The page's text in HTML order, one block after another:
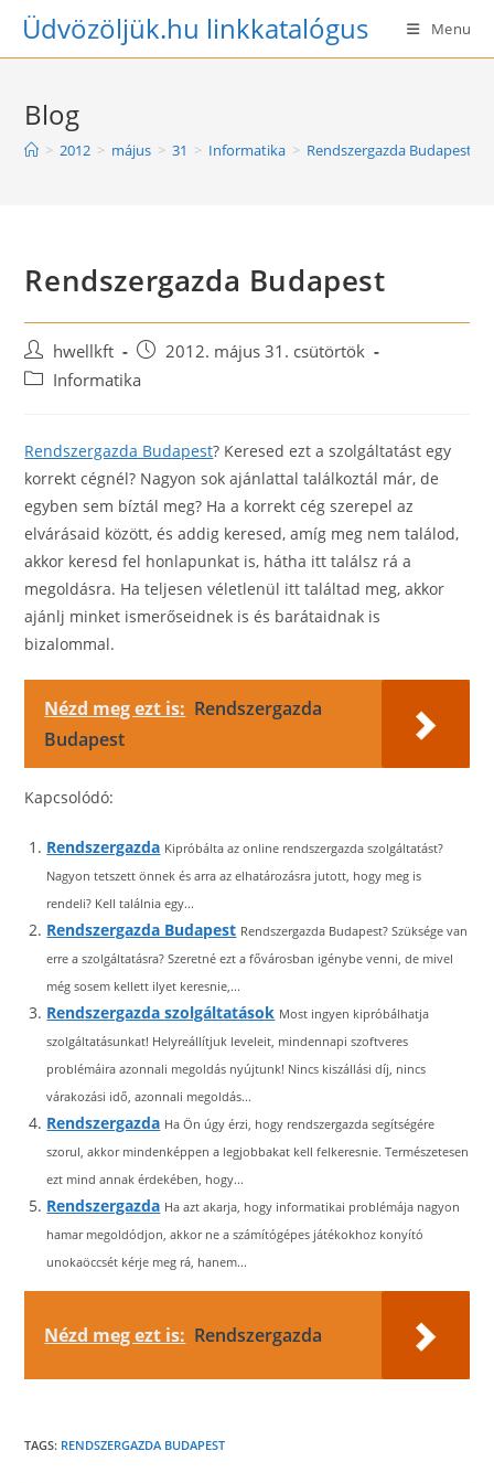
SkipÜdvözöljük.hu linkkatalógus Menu
Blog
> 2012 > május > 31 > Informatika > Rendszergazda Budapest
Rendszergazda Budapest
Post
author:
hwellkft
Post
published:
2012. május 31. csütörtök
PostInformatika
Rendszergazda Budapest? Keresed ezt a szolgáltatást egy
korrekt cégnél? Nagyon sok ajánlattal találkoztál már, de
egyben sem bíztál meg? Ha a korrekt cég szerepel az
elvárásaid között, és addig keresed, amíg meg nem találod,
akkor keresd fel honlapunkat is, hátha itt találsz rá a
megoldásra. Ha teljesen véletlenül itt találtad meg, akkor
ajánlj minket ismerőseidnek is és barátaidnak is
bizalommal.
Nézd meg ezt is: Rendszergazda
Budapest
Kapcsolódó:
Rendszergazda Kipróbálta az online rendszergazda szolgáltatást?
Nagyon tetszett önnek és arra az elhatározásra jutott, hogy meg is
rendeli? Kell találnia egy...
Rendszergazda Budapest Rendszergazda Budapest? Szüksége van
erre a szolgáltatásra? Szeretné ezt a fővárosban igénybe venni, de mivel
még sosem kellett ilyet keresnie,...
Rendszergazda szolgáltatások Most ingyen kipróbálhatja
szolgáltatásunkat! Helyreállítjuk leveleit, mindennapi szoftveres
problémáira azonnali megoldás nyújtunk! Nincs kiszállási díj, nincs
várakozási idő, azonnali megoldás...
Rendszergazda Ha Ön úgy érzi, hogy rendszergazda segítségére
szorul, akkor mindenképpen a legjobbakat kell felkeresnie. Természetesen
ezt mind annak érdekében, hogy...
Rendszergazda Ha azt akarja, hogy informatikai problémája nagyon
hamar megoldódjon, akkor ne a számítógépes játékokhoz konyító
unokaöccsét kérje meg rá, hanem...
Nézd meg ezt is: Rendszergazda
TAGS: RENDSZERGAZDA BUDAPEST